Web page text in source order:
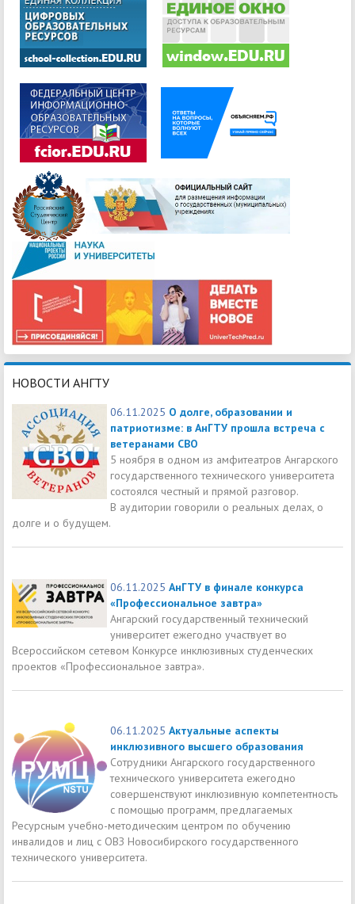
НОВОСТИ АНГТУ
06.11.2025 О долге, образовании и
патриотизме: в АнГТУ прошла встреча с
ветеранами СВО
5 ноября в одном из амфитеатров Ангарского
государственного технического университета
состоялся честный и прямой разговор.
В аудитории говорили о реальных делах, о
долге и о будущем.
06.11.2025 АнГТУ в финале конкурса
«Профессиональное завтра»
Ангарский государственный технический
университет ежегодно участвует во
Всероссийском сетевом Конкурсе инклюзивных студенческих
проектов «Профессиональное завтра».
06.11.2025 Актуальные аспекты
инклюзивного высшего образования
Сотрудники Ангарского государственного
технического университета ежегодно
совершенствуют инклюзивную компетентность
с помощью программ, предлагаемых
Ресурсным учебно-методическим центром по обучению
инвалидов и лиц с ОВЗ Новосибирского государственного
технического университета.